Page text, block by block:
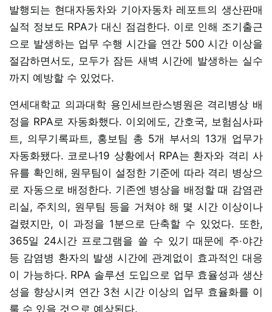
발행되는 현대자동차와 기아자동차 레포트의 생산판매
실적 정보도 RPA가 대신 점검한다. 이로 인해 조기출근
으로 발생하는 업무 수행 시간을 연간 500 시간 이상을
절감하면서도, 모두가 잠든 새벽 시간에 발생하는 실수
까지 예방할 수 있었다.
연세대학교 의과대학 용인세브란스병원은 격리병상 배
정을 RPA로 자동화했다. 이외에도, 간호국, 보험심사파
트, 의무기록파트, 홍보팀 총 5개 부서의 13개 업무가
자동화됐다. 코로나19 상황에서 RPA는 환자와 격리 사
유를 확인해, 원무팀이 설정한 기준에 따라 격리 병상으
로 자동으로 배정한다. 기존엔 병상을 배정할 때 감염관
리실, 주치의, 원무팀 등을 거쳐야 해 몇 시간 이상이나
걸렸지만, 이 과정을 1분으로 단축할 수 있었다. 또한,
365일 24시간 프로그램을 쓸 수 있기 때문에 주‧야간
등 감염병 환자의 발생 시간에 관계없이 효과적인 대응
이 가능하다. RPA 솔루션 도입으로 업무 효율성과 생산
성을 향상시켜 연간 3천 시간 이상의 업무 효율화를 이
룰 수 있을 것으로 예상된다.